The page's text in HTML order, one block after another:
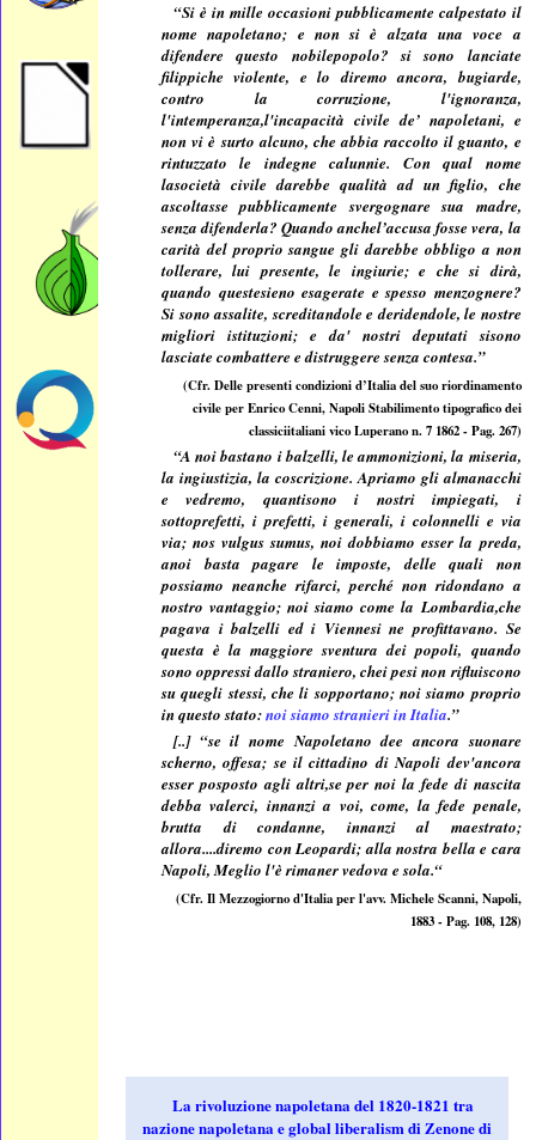
“Si è in mille occasioni pubblicamente calpestato il
nome napoletano; e non si è alzata una voce a
difendere questo nobilepopolo? si sono lanciate
filippiche violente, e lo diremo ancora, bugiarde,
contro la corruzione, l'ignoranza,
l'intemperanza,l'incapacità civile de’ napoletani, e
non vi è surto alcuno, che abbia raccolto il guanto, e
rintuzzato le indegne calunnie. Con qual nome
lasocietà civile darebbe qualità ad un figlio, che
ascoltasse pubblicamente svergognare sua madre,
senza difenderla? Quando anchel’accusa fosse vera, la
carità del proprio sangue gli darebbe obbligo a non
tollerare, lui presente, le ingiurie; e che si dirà,
quando questesieno esagerate e spesso menzognere?
Si sono assalite, screditandole e deridendole, le nostre
migliori istituzioni; e da' nostri deputati sisono
lasciate combattere e distruggere senza contesa.”
(Cfr. Delle presenti condizioni d’Italia del suo riordinamento
civile per Enrico Cenni, Napoli Stabilimento tipografico dei
classiciitaliani vico Luperano n. 7 1862 - Pag. 267)
“A noi bastano i balzelli, le ammonizioni, la miseria,
la ingiustizia, la coscrizione. Apriamo gli almanacchi
e vedremo, quantisono i nostri impiegati, i
sottoprefetti, i prefetti, i generali, i colonnelli e via
via; nos vulgus sumus, noi dobbiamo esser la preda,
anoi basta pagare le imposte, delle quali non
possiamo neanche rifarci, perché non ridondano a
nostro vantaggio; noi siamo come la Lombardia,che
pagava i balzelli ed i Viennesi ne profittavano. Se
questa è la maggiore sventura dei popoli, quando
sono oppressi dallo straniero, chei pesi non rifluiscono
su quegli stessi, che li sopportano; noi siamo proprio
in questo stato:noi siamo stranieri in Italia.”
[..] “se il nome Napoletano dee ancora suonare
scherno, offesa; se il cittadino di Napoli dev'ancora
esser posposto agli altri,se per noi la fede di nascita
debba valerci, innanzi a voi, come, la fede penale,
brutta di condanne, innanzi al maestrato;
allora....diremo con Leopardi; alla nostra bella e cara
Napoli, Meglio l'è rimaner vedova e sola.“
(Cfr. Il Mezzogiorno d'Italia per l'avv. Michele Scanni, Napoli,
1883 - Pag. 108, 128)
La rivoluzione napoletana del 1820-1821 tra
nazione napoletana e global liberalism di Zenone di